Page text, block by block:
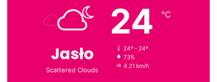
Jasło
Scattered Clouds
24 ℃
24º - 24º
73%
4.21 km/h